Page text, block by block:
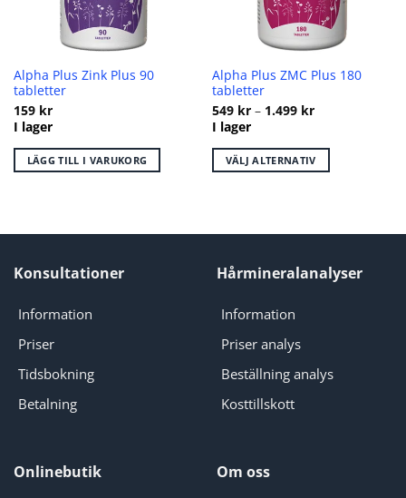
Alpha Plus Zink Plus 90
tabletter
159 kr
I lager
LÄGG TILL I VARUKORG
Alpha Plus ZMC Plus 180
tabletter
549 kr – 1.499 krPrisintervall:
1.499 kr
I lager
VÄLJ ALTERNATIV
har
varianter.
olika
kan
väljas
produktsidan
Konsultationer
Information
Priser
Tidsbokning
Betalning
Hårmineralanalyser
Information
Priser analys
Beställning analys
Kosttillskott
Onlinebutik Om oss